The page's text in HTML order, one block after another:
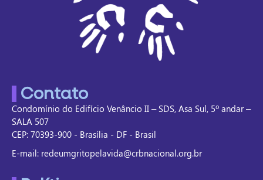
Contato
Condomínio do Edifício Venâncio II – SDS, Asa Sul, 5º andar –
SALA 507
CEP: 70393-900 - Brasília - DF - Brasil
E-mail: redeumgritopelavida@crbnacional.org.br